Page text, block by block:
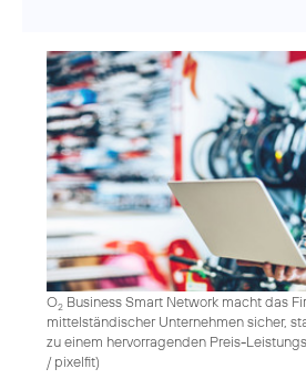
O2 Business Smart Network macht das
mittelständischer Unternehmen sicher,
zu einem hervorragenden Preis-
/ pixelfit)